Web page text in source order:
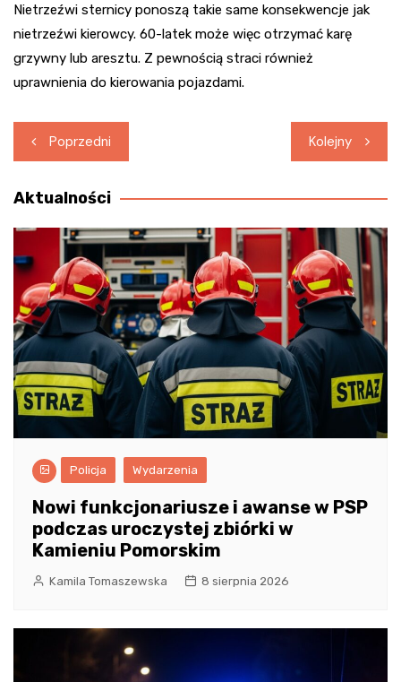
Nietrzeźwi sternicy ponoszą takie same konsekwencje jak
nietrzeźwi kierowcy. 60-latek może więc otrzymać karę
grzywny lub aresztu. Z pewnością straci również
uprawnienia do kierowania pojazdami.
Nawigacja
wpisu
Poprzedni Kolejny
Aktualności
Policja Wydarzenia
Nowi funkcjonariusze i awanse w PSP
podczas uroczystej zbiórki w
Kamieniu Pomorskim
Kamila Tomaszewska 8 sierpnia 2026